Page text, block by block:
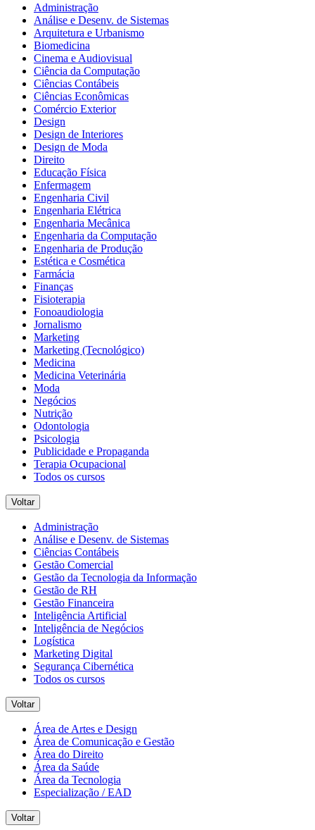
Administração
Análise e Desenv. de Sistemas
Arquitetura e Urbanismo
Biomedicina
Cinema e Audiovisual
Ciência da Computação
Ciências Contábeis
Ciências Econômicas
Comércio Exterior
Design
Design de Interiores
Design de Moda
Direito
Educação Física
Enfermagem
Engenharia Civil
Engenharia Elétrica
Engenharia Mecânica
Engenharia da Computação
Engenharia de Produção
Estética e Cosmética
Farmácia
Finanças
Fisioterapia
Fonoaudiologia
Jornalismo
Marketing
Marketing (Tecnológico)
Medicina
Medicina Veterinária
Moda
Negócios
Nutrição
Odontologia
Psicologia
Publicidade e Propaganda
Terapia Ocupacional
Todos os cursos
Voltar
Administração
Análise e Desenv. de Sistemas
Ciências Contábeis
Gestão Comercial
Gestão da Tecnologia da Informação
Gestão de RH
Gestão Financeira
Inteligência Artificial
Inteligência de Negócios
Logística
Marketing Digital
Segurança Cibernética
Todos os cursos
Voltar
Área de Artes e Design
Área de Comunicação e Gestão
Área do Direito
Área da Saúde
Área da Tecnologia
Especialização / EAD
Voltar